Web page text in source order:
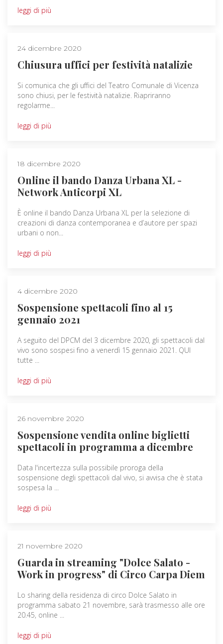
leggi di più
24 dicembre 2020
Chiusura uffici per festività natalizie
Si comunica che gli uffici del Teatro Comunale di Vicenza
sono chiusi, per le festività natalizie. Riapriranno
regolarme...
leggi di più
18 dicembre 2020
Online il bando Danza Urbana XL -
Network Anticorpi XL
È online il bando Danza Urbana XL per la selezione di
creazioni di danza contemporanea e d’autore per spazi
urbani o non...
leggi di più
4 dicembre 2020
Sospensione spettacoli fino al 15
gennaio 2021
A seguito del DPCM del 3 dicembre 2020, gli spettacoli dal
vivo sono sospesi fino a venerdì 15 gennaio 2021. QUI
tutte ...
leggi di più
26 novembre 2020
Sospensione vendita online biglietti
spettacoli in programma a dicembre
Data l'incertezza sulla possibile proroga della
sospensione degli spettacoli dal vivo, si avvisa che è stata
sospesa la ...
leggi di più
21 novembre 2020
Guarda in streaming "Dolce Salato -
Work in progress" di Circo Carpa Diem
Lo sharing della residenza di circo Dolce Salato in
programma sabato 21 novembre, sarà trasmesso alle ore
20.45, online ...
leggi di più